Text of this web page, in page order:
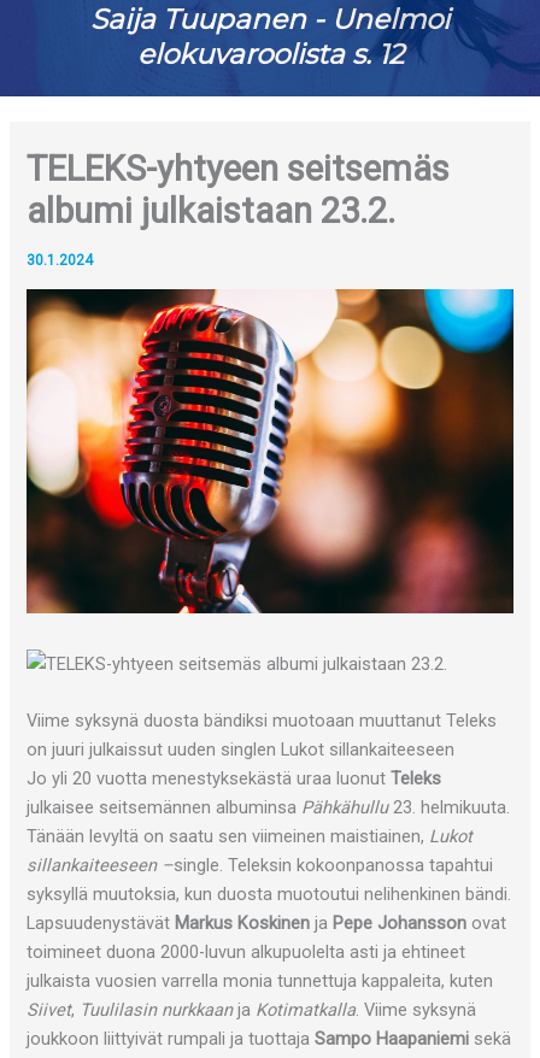
Saija Tuupanen - Unelmoi
elokuvaroolista s. 12
TELEKS-yhtyeen seitsemäs
albumi julkaistaan 23.2.
30.1.2024
Viime syksynä duosta bändiksi muotoaan muuttanut Teleks
on juuri julkaissut uuden singlen Lukot sillankaiteeseen
Jo yli 20 vuotta menestyksekästä uraa luonutTeleks
julkaisee seitsemännen albuminsa Pähkähullu23. helmikuuta.
Tänään levyltä on saatu sen viimeinen maistiainen, Lukot
sillankaiteeseen –single. Teleksin kokoonpanossa tapahtui
syksyllä muutoksia, kun duosta muotoutui nelihenkinen bändi.
Lapsuudenystävät Markus Koskinen ja Pepe Johansson ovat
toimineet duona 2000-luvun alkupuolelta asti ja ehtineet
julkaista vuosien varrella monia tunnettuja kappaleita, kuten
Siivet, Tuulilasin nurkkaanja Kotimatkalla. Viime syksynä
joukkoon liittyivät rumpali ja tuottaja Sampo Haapaniemi sekä